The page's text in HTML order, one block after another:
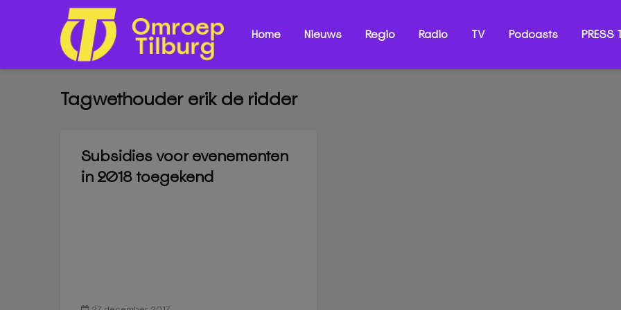
Home Nieuws Regio Radio TV Podcasts PRESS
Tagwethouder erik de ridder
Subsidies voor evenementen
in 2018 toegekend